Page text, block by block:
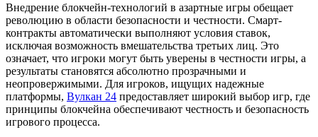
Внедрение блокчейн-технологий в азартные игры обещает
революцию в области безопасности и честности. Смарт-
контракты автоматически выполняют условия ставок,
исключая возможность вмешательства третьих лиц. Это
означает, что игроки могут быть уверены в честности игры, а
результаты становятся абсолютно прозрачными и
неопровержимыми. Для игроков, ищущих надежные
платформы, Вулкан 24 предоставляет широкий выбор игр, где
принципы блокчейна обеспечивают честность и безопасность
игрового процесса.